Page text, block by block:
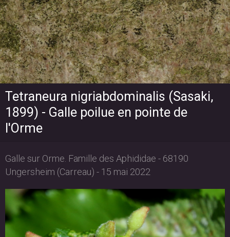
Tetraneura nigriabdominalis (Sasaki,
1899) - Galle poilue en pointe de
l'Orme
Galle sur Orme. Famille des Aphididae - 68190
Ungersheim (Carreau) - 15 mai 2022